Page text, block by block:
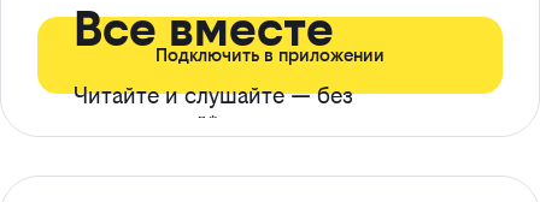
Все вместе
Читайте и слушайте — без
ограничений*
Подключить в приложении